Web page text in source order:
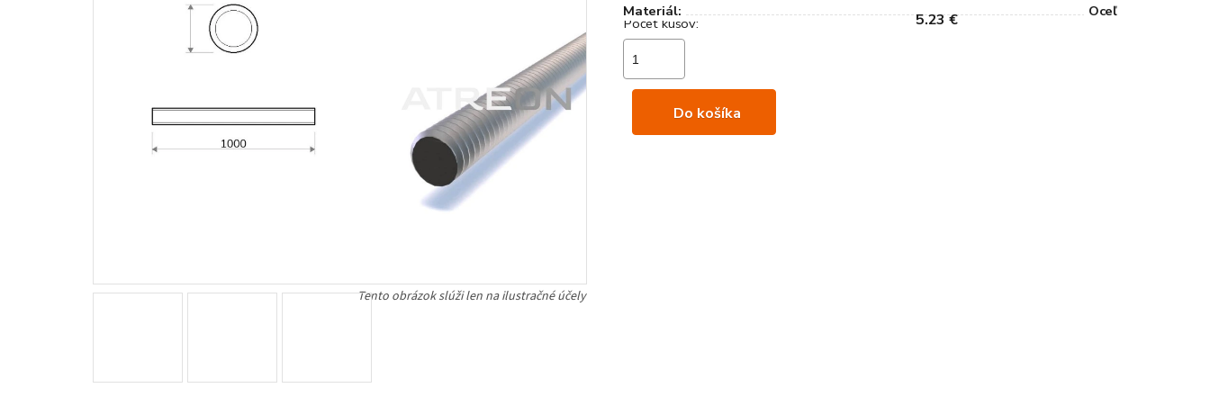
Materiál: Oceľ
Do košíka
5.23 €